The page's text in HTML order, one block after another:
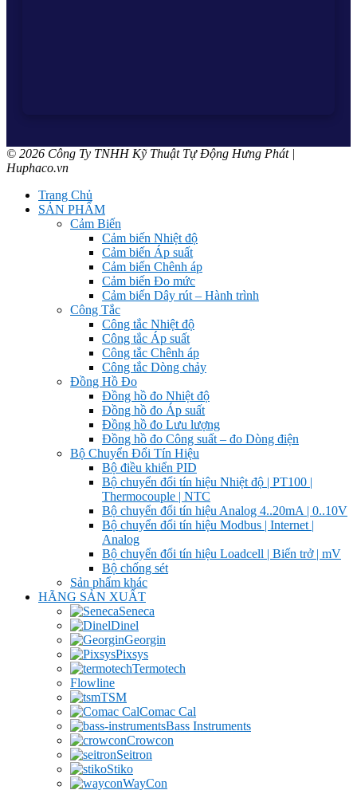
© 2026 Công Ty TNHH Kỹ Thuật Tự Động Hưng Phát |
Huphaco.vn
Trang Chủ
SẢN PHẨM
Cảm Biến
Cảm biến Nhiệt độ
Cảm biến Áp suất
Cảm biến Chênh áp
Cảm biến Đo mức
Cảm biến Dây rút – Hành trình
Công Tắc
Công tắc Nhiệt độ
Công tắc Áp suất
Công tắc Chênh áp
Công tắc Dòng chảy
Đồng Hồ Đo
Đồng hồ đo Nhiệt độ
Đồng hồ đo Áp suất
Đồng hồ đo Lưu lượng
Đồng hồ đo Công suất – đo Dòng điện
Bộ Chuyển Đổi Tín Hiệu
Bộ điều khiển PID
Bộ chuyển đổi tín hiệu Nhiệt độ | PT100 |
Thermocouple | NTC
Bộ chuyển đổi tín hiệu Analog 4..20mA | 0..10V
Bộ chuyển đổi tín hiệu Modbus | Internet |
Analog
Bộ chuyển đổi tín hiệu Loadcell | Biến trở | mV
Bộ chống sét
Sản phẩm khác
HÃNG SẢN XUẤT
Seneca
Dinel
Georgin
Pixsys
Termotech
Flowline
TSM
Comac Cal
Bass Instruments
Crowcon
Seitron
Stiko
WayCon